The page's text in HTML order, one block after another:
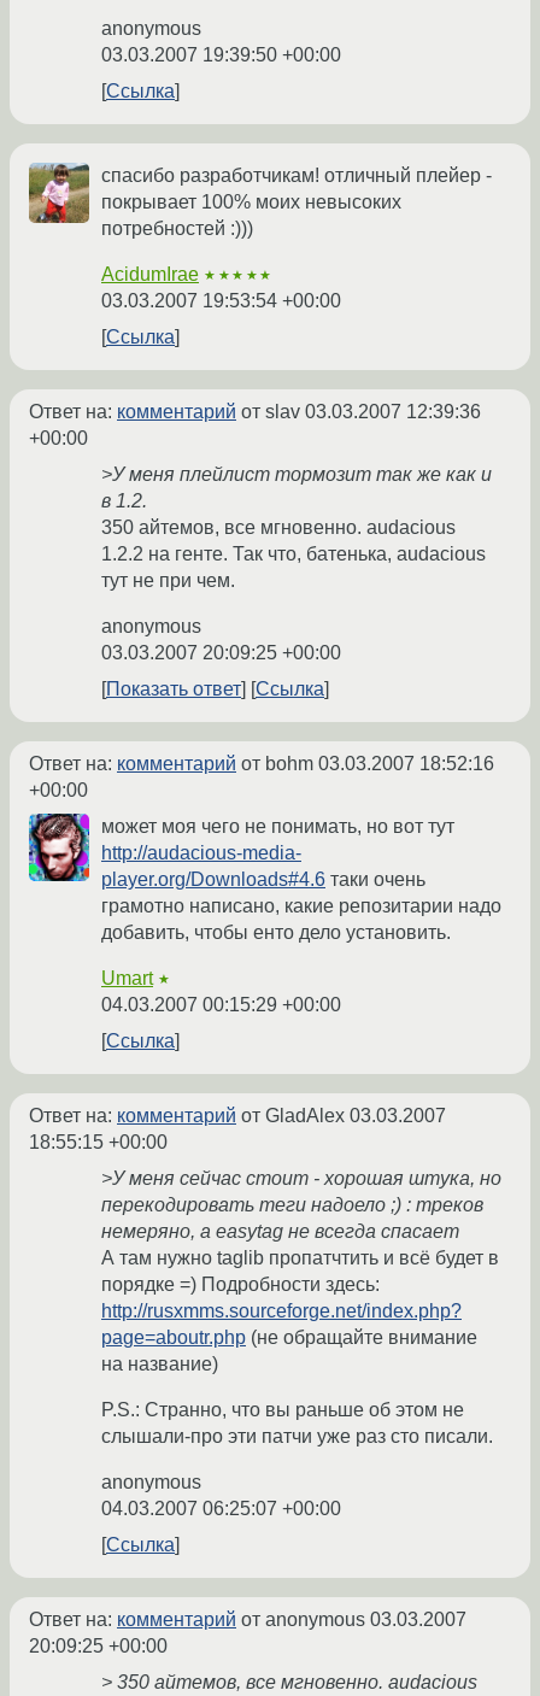
anonymous
03.03.2007 19:39:50 +00:00
Ссылка
спасибо разработчикам! отличный плейер -
покрывает 100% моих невысоких
потребностей :)))
AcidumIrae ★★★★★
03.03.2007 19:53:54 +00:00
Ссылка
Ответ на: комментарий от slav 03.03.2007 12:39:36
+00:00
>У меня плейлист тормозит так же как и
в 1.2.
350 айтемов, все мгновенно. audacious
1.2.2 на генте. Так что, батенька, audacious
тут не при чем.
anonymous
03.03.2007 20:09:25 +00:00
Показать ответ
Ссылка
Ответ на: комментарий от bohm 03.03.2007 18:52:16
+00:00
может моя чего не понимать, но вот тут
http://audacious-media-
player.org/Downloads#4.6 таки очень
грамотно написано, какие репозитарии надо
добавить, чтобы енто дело установить.
Umart ★
04.03.2007 00:15:29 +00:00
Ссылка
Ответ на: комментарий от GladAlex 03.03.2007
18:55:15 +00:00
>У меня сейчас стоит - хорошая штука, но
перекодировать теги надоело ;) : треков
немеряно, а easytag не всегда спасает
А там нужно taglib пропатчтить и всё будет в
порядке =) Подробности здесь:
http://rusxmms.sourceforge.net/index.php?
page=aboutr.php (не обращайте внимание
на название)
P.S.: Странно, что вы раньше об этом не
слышали-про эти патчи уже раз сто писали.
anonymous
04.03.2007 06:25:07 +00:00
Ссылка
Ответ на: комментарий от anonymous 03.03.2007
20:09:25 +00:00
> 350 айтемов, все мгновенно. audacious